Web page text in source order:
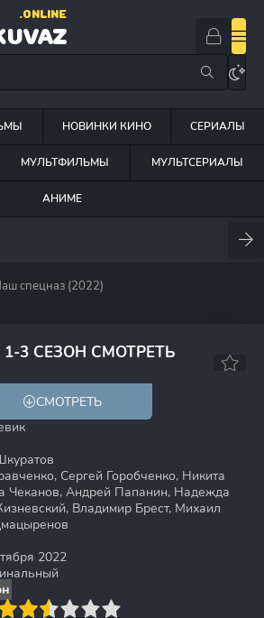
.ONLINE
НОВИНКИ КИНО СЕРИАЛЫ
МУЛЬТФИЛЬМЫ МУЛЬТСЕРИАЛЫ
АНИМЕ
спецназ (2022)
3 СЕЗОН СМОТРЕТЬ
СМОТРЕТЬ
Сергей Горобченко, Никита
Чеканов, Андрей Папанин, Надежда
Владимир Брест, Михаил
2022
10